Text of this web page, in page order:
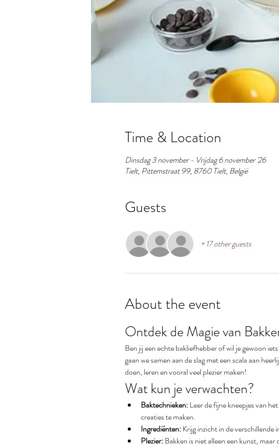
Time & Location
Dinsdag 3 november - Vrijdag 6 november '26
Tielt, Pittemstraat 99, 8760 Tielt, België
Guests
+ 17 other guests
About the event
Ontdek de Magie van
Ben jij een echte bakliefhebber of wil je gewoon
gaan we samen aan de slag met een scala aan
doen, leren en vooral veel plezier maken!
Wat kun je verwachten?
Baktechnieken: Leer de fijne kneepjes van
creaties te maken.
Ingrediënten: Krijg inzicht in de verschillende
Plezier: Bakken is niet alleen een kunst,